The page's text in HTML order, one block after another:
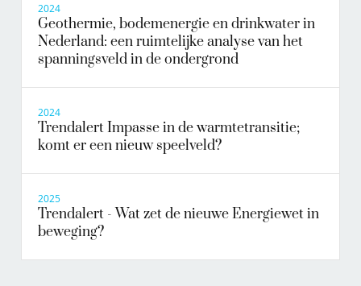
2024
Geothermie, bodemenergie en drinkwater in
Nederland: een ruimtelijke analyse van het
spanningsveld in de ondergrond
2024
Trendalert Impasse in de warmtetransitie;
komt er een nieuw speelveld?
2025
Trendalert - Wat zet de nieuwe Energiewet in
beweging?